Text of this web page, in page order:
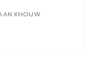
KHOUW